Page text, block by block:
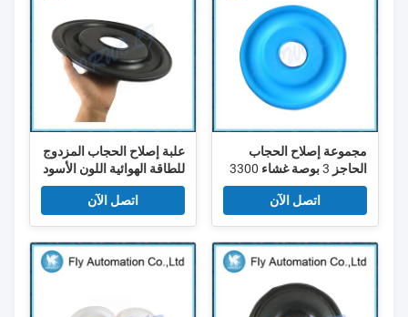
مجموعة إصلاح الحجاب
الحاجز 3 بوصة غشاء 3300
سلسلة
اتصل الآن
علبة إصلاح الحجاب المزدوج
للطاقة الهوائية اللون الأسود
نيتريل 3300 3"
اتصل الآن